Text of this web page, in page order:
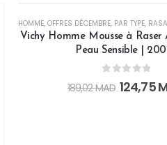
-34%
HOMME, OFFRES DÉCEMBRE, PAR TYPE,
Vichy Homme Mousse à
Peau Sensible |
out of 5
189,02MAD 124,75